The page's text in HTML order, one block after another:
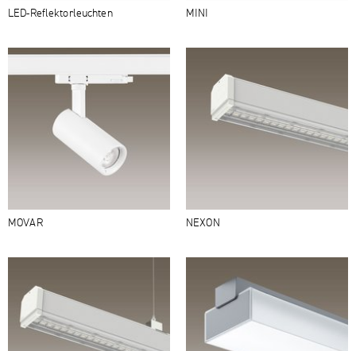
LED-​Reflektorleuchten MINI
MOVAR NEXON